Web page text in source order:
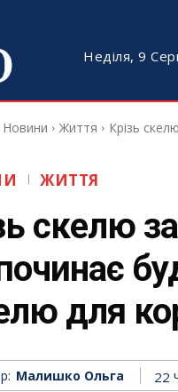
Неділя, 9
Новини Життя Крізь
ЖИТТЯ
скелю
для
Малишко Ольга 22